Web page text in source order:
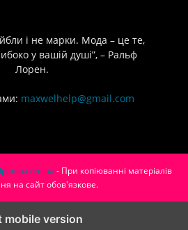
і не марки. Мода – це те,
у вашій душі”, – Ральф
Лорен.
maxwelhelp@gmail.com
- При копіюванні матеріалів
на сайт обов'язкове.
mobile version